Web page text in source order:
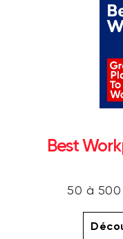
Best
50 à 500